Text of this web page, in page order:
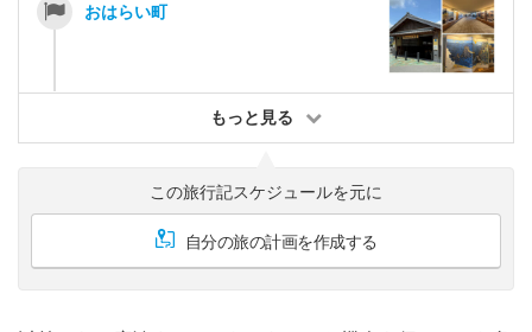
おはらい町
もっと見る
この旅行記スケジュールを元に
自分の旅の計画を作成する